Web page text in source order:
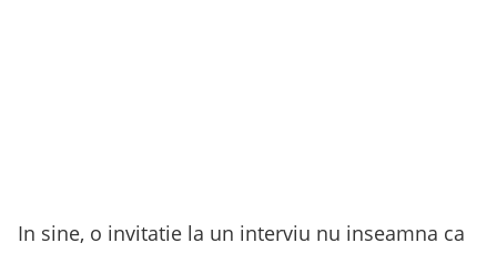
In sine, o invitatie la un interviu nu inseamna ca